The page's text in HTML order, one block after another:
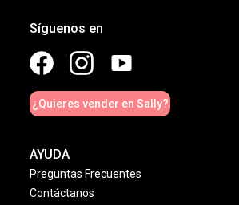
Síguenos en
¿Quieres vender en Sally?
AYUDA
Preguntas Frecuentes
Contáctanos